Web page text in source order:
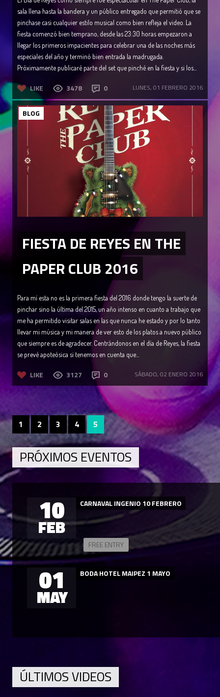
sala llena hasta la bandera y un público entregado que permitió que se
pinchase casi cualquier estilo musical como bien refleja el video. La
fiesta comenzó bien temprano, desde las 23:30 horas empezaron a
llegar los primeros impacientes para celebrar una de las noches más
especiales del año y terminó bien entrada la madrugada.
Próximamente publicaré parte del set que pinché en la fiesta y si los...
LIKE 3478 0 LUNES, 01 FEBRERO 2016
BLOG
FIESTA DE REYES EN THE
PAPER CLUB 2016
Para mí esta no es la primera fiesta del 2016 donde tengo la suerte de
pinchar sino la última del 2015, un año intenso en cuanto a trabajo que
me ha permitido visitar salas en las que nunca he estado y por lo tanto
llevar mi música y mi manera de ver esto de los platos a nuevo público
que siempre es de agradecer. Centrándonos en el día de Reyes, la fiesta
se prevé apoteósica si tenemos en cuenta que...
LIKE 3127 0 SÁBADO, 02 ENERO 2016
1 2 3 4 5
PRÓXIMOS EVENTOS
10
FEB
CARNAVAL INGENIO 10 FEBRERO
FREE ENTRY
01
MAY
BODA HOTEL MAIPEZ 1 MAYO
ÚLTIMOS VIDEOS